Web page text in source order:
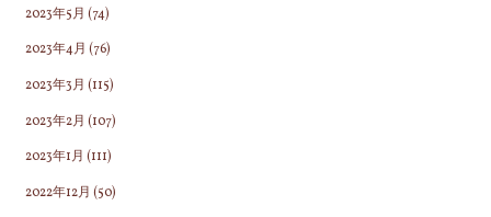
2023年5月 (74)
2023年4月 (76)
2023年3月 (115)
2023年2月 (107)
2023年1月 (111)
2022年12月 (50)